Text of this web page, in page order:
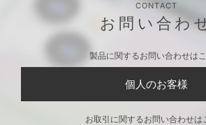
CONTACT
お問い合わ
製品に関するお問い合わせは
個人のお客様
お取引に関するお問い合わせは